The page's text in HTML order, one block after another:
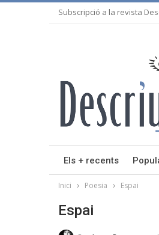
Subscripció a la revista
Els + recents
Inici Poesia Espai
Espai